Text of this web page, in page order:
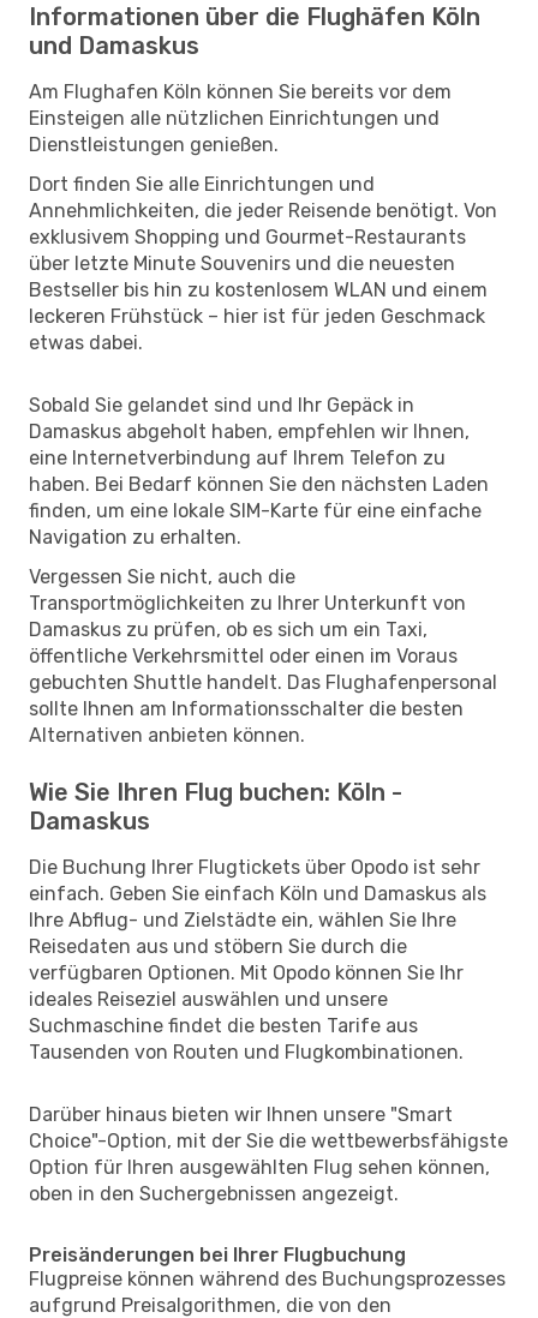
Informationen über die Flughäfen Köln
und Damaskus
Am Flughafen Köln können Sie bereits vor dem
Einsteigen alle nützlichen Einrichtungen und
Dienstleistungen genießen.
Dort finden Sie alle Einrichtungen und
Annehmlichkeiten, die jeder Reisende benötigt. Von
exklusivem Shopping und Gourmet-Restaurants
über letzte Minute Souvenirs und die neuesten
Bestseller bis hin zu kostenlosem WLAN und einem
leckeren Frühstück – hier ist für jeden Geschmack
etwas dabei.
Sobald Sie gelandet sind und Ihr Gepäck in
Damaskus abgeholt haben, empfehlen wir Ihnen,
eine Internetverbindung auf Ihrem Telefon zu
haben. Bei Bedarf können Sie den nächsten Laden
finden, um eine lokale SIM-Karte für eine einfache
Navigation zu erhalten.
Vergessen Sie nicht, auch die
Transportmöglichkeiten zu Ihrer Unterkunft von
Damaskus zu prüfen, ob es sich um ein Taxi,
öffentliche Verkehrsmittel oder einen im Voraus
gebuchten Shuttle handelt. Das Flughafenpersonal
sollte Ihnen am Informationsschalter die besten
Alternativen anbieten können.
Wie Sie Ihren Flug buchen: Köln -
Damaskus
Die Buchung Ihrer Flugtickets über Opodo ist sehr
einfach. Geben Sie einfach Köln und Damaskus als
Ihre Abflug- und Zielstädte ein, wählen Sie Ihre
Reisedaten aus und stöbern Sie durch die
verfügbaren Optionen. Mit Opodo können Sie Ihr
ideales Reiseziel auswählen und unsere
Suchmaschine findet die besten Tarife aus
Tausenden von Routen und Flugkombinationen.
Darüber hinaus bieten wir Ihnen unsere "Smart
Choice"-Option, mit der Sie die wettbewerbsfähigste
Option für Ihren ausgewählten Flug sehen können,
oben in den Suchergebnissen angezeigt.
Preisänderungen bei Ihrer Flugbuchung
Flugpreise können während des Buchungsprozesses
aufgrund Preisalgorithmen, die von den